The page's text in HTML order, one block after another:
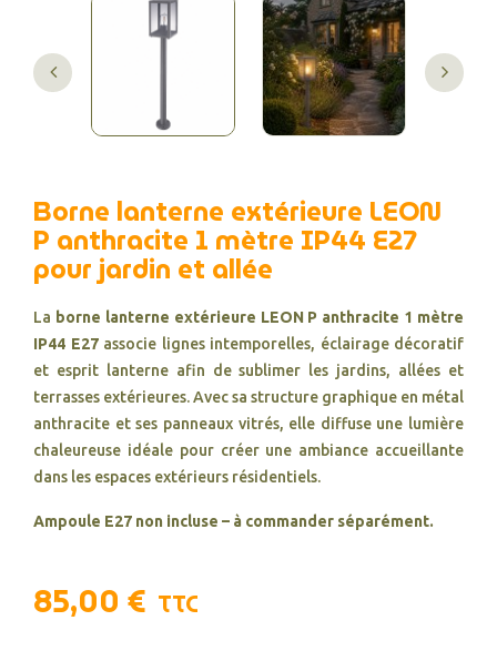
Borne lanterne extérieure LEON
P anthracite 1 mètre IP44 E27
pour jardin et allée
La borne lanterne extérieure LEON P anthracite 1 mètre
IP44 E27associe lignes intemporelles, éclairage décoratif
et esprit lanterne afin de sublimer les jardins, allées et
terrasses extérieures. Avec sa structure graphique en métal
anthracite et ses panneaux vitrés, elle diffuse une lumière
chaleureuse idéale pour créer une ambiance accueillante
dans les espaces extérieurs résidentiels.
Ampoule E27 non incluse – à commander séparément.
85,00 € TTC